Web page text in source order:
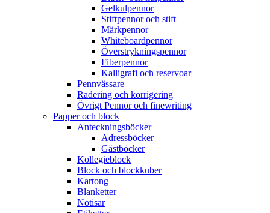
Gelkulpennor
Stiftpennor och stift
Märkpennor
Whiteboardpennor
Överstrykningspennor
Fiberpennor
Kalligrafi och reservoar
Pennvässare
Radering och korrigering
Övrigt Pennor och finewriting
Papper och block
Anteckningsböcker
Adressböcker
Gästböcker
Kollegieblock
Block och blockkuber
Kartong
Blanketter
Notisar